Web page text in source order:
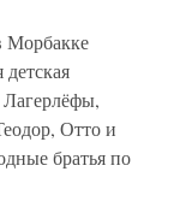
Морбакке
Отто и
братья по